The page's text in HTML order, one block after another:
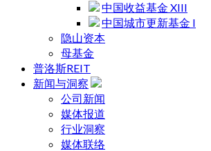
中国收益基金 XIII
中国城市更新基金 I
隐山资本
母基金
普洛斯REIT
新闻与洞察
公司新闻
媒体报道
行业洞察
媒体联络